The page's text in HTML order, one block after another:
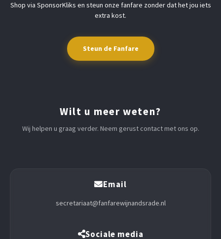
Shop via SponsorKliks en steun onze fanfare zonder dat het jou iets
extra kost.
Steun de Fanfare
Wilt u meer weten?
Wij helpen u graag verder. Neem gerust contact met ons op.
Email
secretariaat@fanfarewijnandsrade.nl
Sociale media